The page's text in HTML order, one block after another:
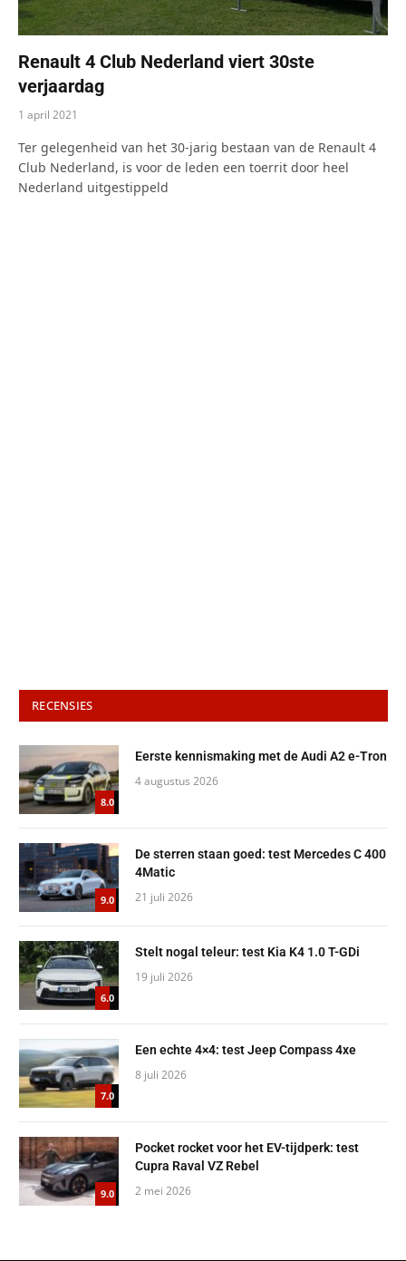
Renault 4 Club Nederland viert 30ste
verjaardag
1 april 2021
Ter gelegenheid van het 30-jarig bestaan van de Renault 4
Club Nederland, is voor de leden een toerrit door heel
Nederland uitgestippeld
RECENSIES
8.0
Eerste kennismaking met de Audi A2 e-Tron
4 augustus 2026
9.0
De sterren staan goed: test Mercedes C 400
4Matic
21 juli 2026
6.0
Stelt nogal teleur: test Kia K4 1.0 T-GDi
19 juli 2026
7.0
Een echte 4×4: test Jeep Compass 4xe
8 juli 2026
9.0
Pocket rocket voor het EV-tijdperk: test
Cupra Raval VZ Rebel
2 mei 2026